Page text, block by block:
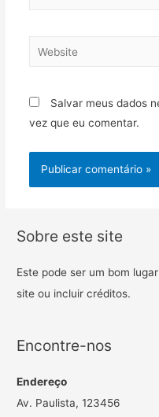
Salvar meus dados
vez que eu comentar.
Sobre este site
Este pode ser um bom
site ou incluir créditos.
Encontre-nos
Endereço
Av. Paulista, 123456